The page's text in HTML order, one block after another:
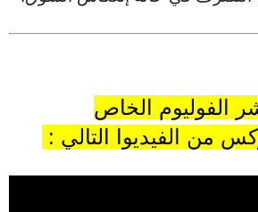
الفوليوم الخاص
من الفيديوا التالي :